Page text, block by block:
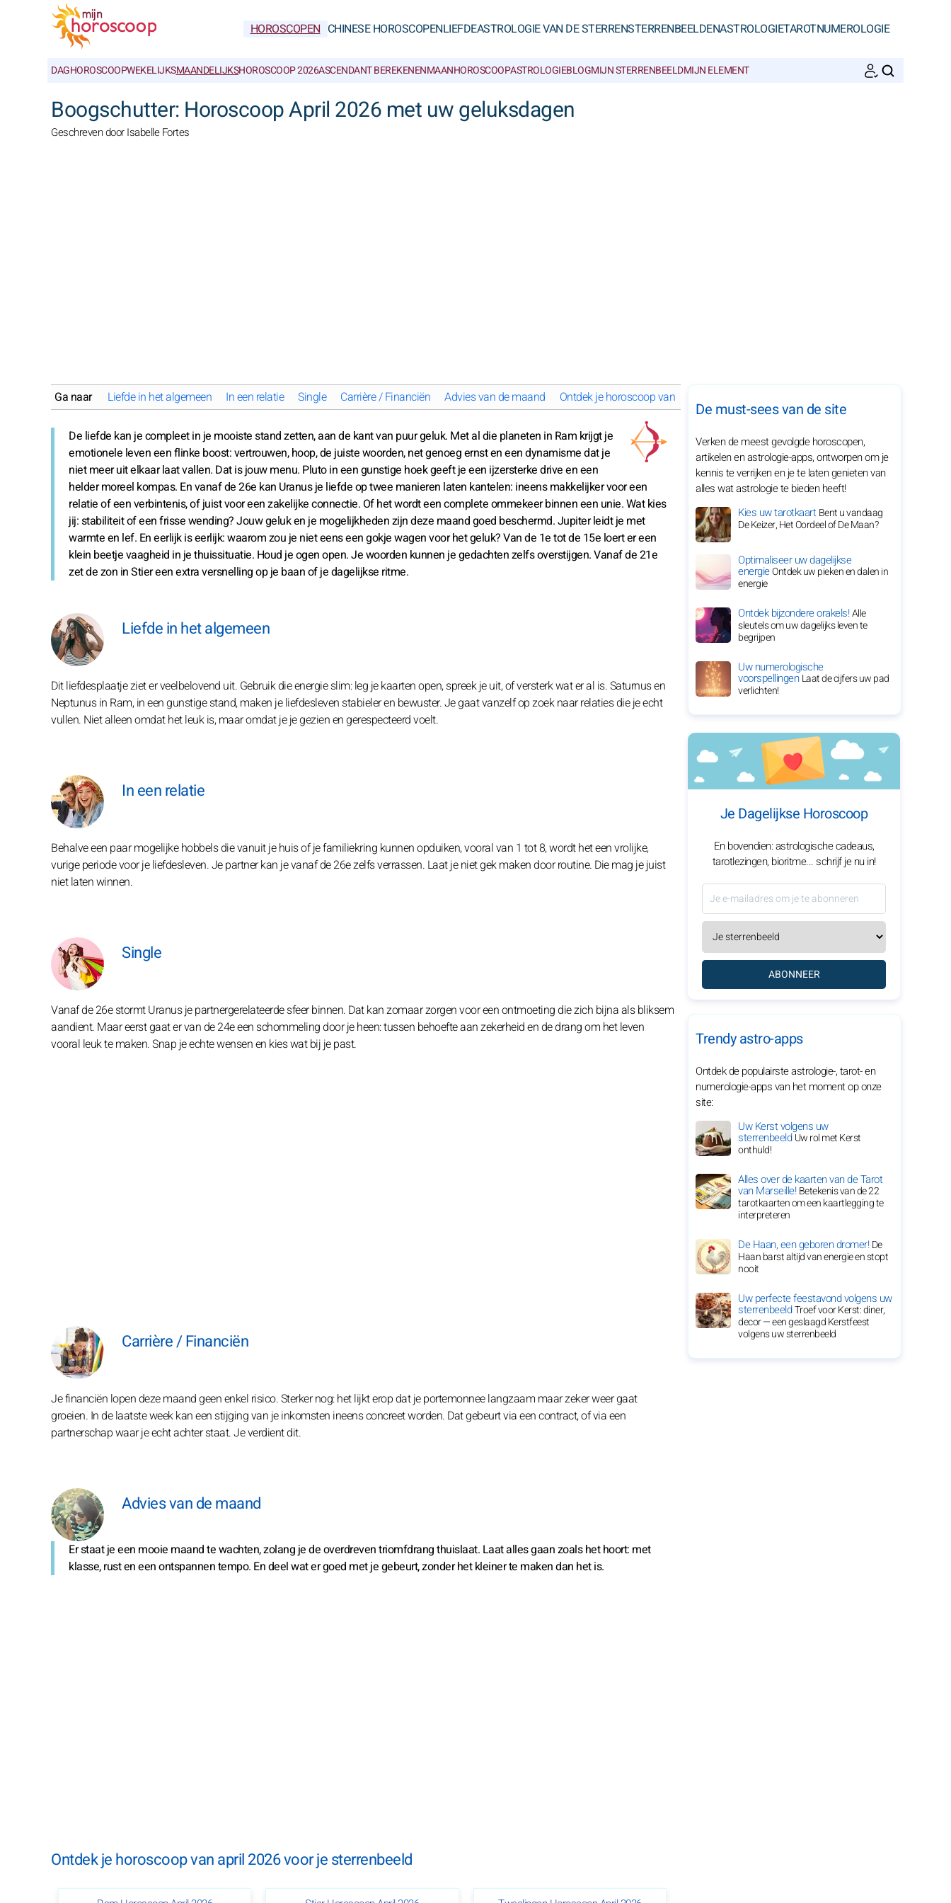
HOROSCOPEN CHINESE HOROSCOPENLIEFDEASTROLOGIE VAN DE STERRENSTERRENBEELDENASTROLOGIETAROTNUMEROLOGIE
DAGHOROSCOOPWEKELIJKSMAANDELIJKSHOROSCOOP 2026ASCENDANT BEREKENENMAANHOROSCOOPASTROLOGIEBLOGMIJN STERRENBEELDMIJN ELEMENT
Boogschutter: Horoscoop April 2026 met uw geluksdagen
Geschreven door Isabelle Fortes
Ga naar Liefde in het algemeen In een relatie Single Carrière / Financiën Advies van de maand Ontdek je horoscoop van april 2026 voor je sterrenbeeld
De liefde kan je compleet in je mooiste stand zetten, aan de kant van puur geluk. Met al die planeten in Ram krijgt je
emotionele leven een flinke boost: vertrouwen, hoop, de juiste woorden, net genoeg ernst en een dynamisme dat je
niet meer uit elkaar laat vallen. Dat is jouw menu. Pluto in een gunstige hoek geeft je een ijzersterke drive en een
helder moreel kompas. En vanaf de 26e kan Uranus je liefde op twee manieren laten kantelen: ineens makkelijker voor een
relatie of een verbintenis, of juist voor een zakelijke connectie. Of het wordt een complete ommekeer binnen een unie. Wat kies
jij: stabiliteit of een frisse wending? Jouw geluk en je mogelijkheden zijn deze maand goed beschermd. Jupiter leidt je met
warmte en lef. En eerlijk is eerlijk: waarom zou je niet eens een gokje wagen voor het geluk? Van de 1e tot de 15e loert er een
klein beetje vaagheid in je thuissituatie. Houd je ogen open. Je woorden kunnen je gedachten zelfs overstijgen. Vanaf de 21e
zet de zon in Stier een extra versnelling op je baan of je dagelijkse ritme.
Liefde in het algemeen
Dit liefdesplaatje ziet er veelbelovend uit. Gebruik die energie slim: leg je kaarten open, spreek je uit, of versterk wat er al is. Saturnus en
Neptunus in Ram, in een gunstige stand, maken je liefdesleven stabieler en bewuster. Je gaat vanzelf op zoek naar relaties die je echt
vullen. Niet alleen omdat het leuk is, maar omdat je je gezien en gerespecteerd voelt.
In een relatie
Behalve een paar mogelijke hobbels die vanuit je huis of je familiekring kunnen opduiken, vooral van 1 tot 8, wordt het een vrolijke,
vurige periode voor je liefdesleven. Je partner kan je vanaf de 26e zelfs verrassen. Laat je niet gek maken door routine. Die mag je juist
niet laten winnen.
Single
Vanaf de 26e stormt Uranus je partnergerelateerde sfeer binnen. Dat kan zomaar zorgen voor een ontmoeting die zich bijna als bliksem
aandient. Maar eerst gaat er van de 24e een schommeling door je heen: tussen behoefte aan zekerheid en de drang om het leven
vooral leuk te maken. Snap je echte wensen en kies wat bij je past.
Carrière / Financiën
Je financiën lopen deze maand geen enkel risico. Sterker nog: het lijkt erop dat je portemonnee langzaam maar zeker weer gaat
groeien. In de laatste week kan een stijging van je inkomsten ineens concreet worden. Dat gebeurt via een contract, of via een
partnerschap waar je echt achter staat. Je verdient dit.
Advies van de maand
Er staat je een mooie maand te wachten, zolang je de overdreven triomfdrang thuislaat. Laat alles gaan zoals het hoort: met
klasse, rust en een ontspannen tempo. En deel wat er goed met je gebeurt, zonder het kleiner te maken dan het is.
Ontdek je horoscoop van april 2026 voor je sterrenbeeld
De must-sees van de site
Verken de meest gevolgde horoscopen,
artikelen en astrologie-apps, ontworpen om je
kennis te verrijken en je te laten genieten van
alles wat astrologie te bieden heeft!
Kies uw tarotkaartBent u vandaag
De Keizer, Het Oordeel of De Maan?
Optimaliseer uw dagelijkse
energieOntdek uw pieken en dalen in
energie
Ontdek bijzondere orakels!Alle
sleutels om uw dagelijks leven te
begrijpen
Uw numerologische
voorspellingenLaat de cijfers uw pad
verlichten!
Je Dagelijkse Horoscoop
En bovendien: astrologische cadeaus,
tarotlezingen, bioritme... schrijf je nu in!
ABONNEER
Trendy astro-apps
Ontdek de populairste astrologie-, tarot- en
numerologie-apps van het moment op onze
site:
Uw Kerst volgens uw
sterrenbeeldUw rol met Kerst
onthuld!
Alles over de kaarten van de Tarot
van Marseille!Betekenis van de 22
tarotkaarten om een kaartlegging te
interpreteren
De Haan, een geboren dromer!De
Haan barst altijd van energie en stopt
nooit
Uw perfecte feestavond volgens uw
sterrenbeeldTroef voor Kerst: diner,
decor — een geslaagd Kerstfeest
volgens uw sterrenbeeld